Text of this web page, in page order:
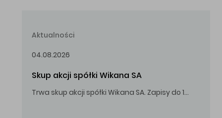
Aktualności
04.08.2026
Skup akcji spółki Wikana SA
Trwa skup akcji spółki Wikana SA. Zapisy do 14.08.2026 r. do godz. 16.00.